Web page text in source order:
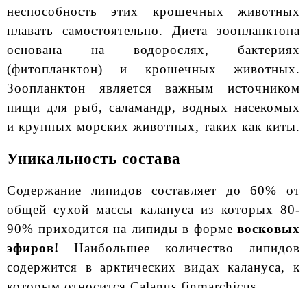
неспособность этих крошечных животных
плавать самостоятельно. Диета зоопланктона
основана на водорослях, бактериях
(фитопланктон) и крошечных животных.
Зоопланктон является важным источником
пищи для рыб, саламандр, водных насекомых
и крупных морских животных, таких как киты.
Уникальность состава
Содержание липидов составляет до 60% от
общей сухой массы калануса из которых 80-
90% приходится на липиды в форме восковых
эфиров! Наибольшее количество липидов
содержится в арктических видах калануса, к